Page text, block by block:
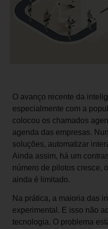
O avanço recente da
especialmente com a
colocou os chamados
agenda das empresas.
soluções, automatizar
Ainda assim, há um
número de pilotos cresce,
ainda é limitado.
Na prática, a maioria das
experimental. E isso não
tecnologia. O problema